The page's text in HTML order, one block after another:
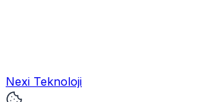
Nexi Teknoloji